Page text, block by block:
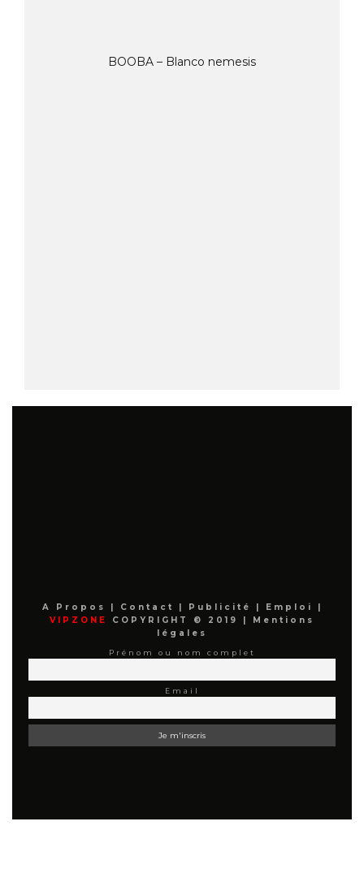
BOOBA – Blanco nemesis
A Propos | Contact | Publicité | Emploi
|
VIPZONE
COPYRIGHT © 2019 |
Mentions
légales
Prénom ou nom complet
Email